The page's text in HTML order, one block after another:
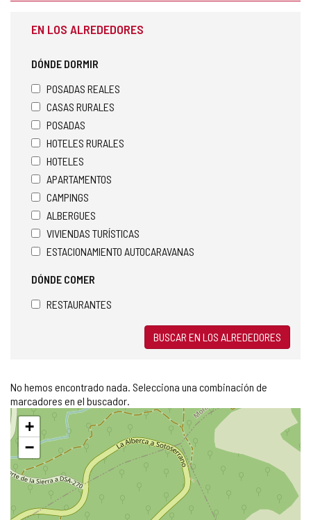
EN LOS ALREDEDORES
DÓNDE DORMIR
POSADAS REALES
CASAS RURALES
POSADAS
HOTELES RURALES
HOTELES
APARTAMENTOS
CAMPINGS
ALBERGUES
VIVIENDAS TURÍSTICAS
ESTACIONAMIENTO AUTOCARAVANAS
DÓNDE COMER
RESTAURANTES
BUSCAR EN LOS ALREDEDORES
No hemos encontrado nada. Selecciona una combinación de
marcadores en el buscador.
Saltar
mapa
+
−